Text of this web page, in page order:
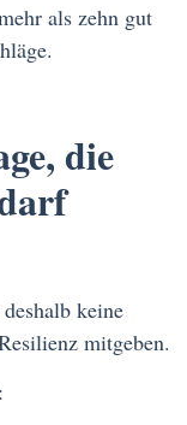
als zehn gut
die
keine
mitgeben.